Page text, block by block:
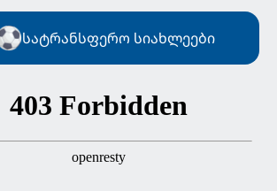
სატრანსფერო სიახლეები